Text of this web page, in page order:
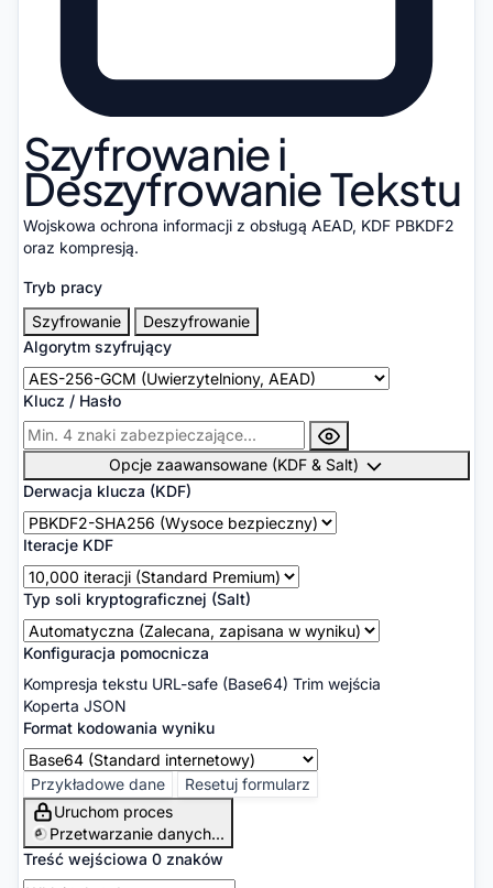
Szyfrowanie i
Deszyfrowanie Tekstu
Wojskowa ochrona informacji z obsługą AEAD, KDF PBKDF2
oraz kompresją.
Tryb pracy
Szyfrowanie
Deszyfrowanie
Algorytm szyfrujący
Klucz / Hasło
Opcje zaawansowane (KDF & Salt)
Derwacja klucza (KDF)
Iteracje KDF
Typ soli kryptograficznej (Salt)
Konfiguracja pomocnicza
Kompresja tekstu URL-safe (Base64) Trim wejścia
Koperta JSON
Format kodowania wyniku
Przykładowe dane
Resetuj formularz
Uruchom proces
Przetwarzanie danych...
Treść wejściowa 0 znaków